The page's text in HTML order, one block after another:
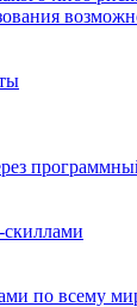
по всему